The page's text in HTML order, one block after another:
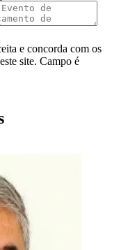
e concorda com os
site. Campo é